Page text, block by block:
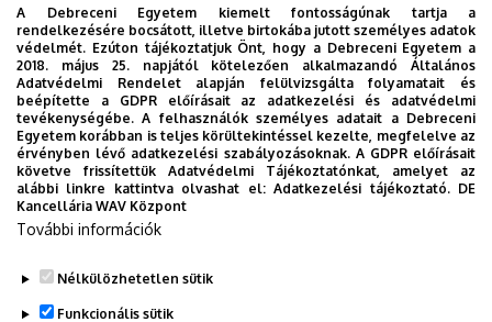
Engedd meg, hogy figyelmedbe ajánljuk a Debreceni
Egyetem új applikációját, melyet hallgatói számára
készített. Az alkalmazás bevezetésével célunk, hogy
segítsünk eligazodni az egyetemi mindennapokban, a
tanulmányaiddal kapcsolatban gyorsan elérhető
információkat biztosítsunk, útmutatót adjunk az egyetemi
évek során felmerülő helyzetekkel, kérdésekkel
kapcsolatban, továbbá „zsebközelbe” hozzuk az Egyetem
és Debrecen város kulturális és sport életét.
A Debreceni Egyetem kiemelt fontosságúnak tartja a
rendelkezésére bocsátott, illetve birtokába jutott személyes adatok
védelmét. Ezúton tájékoztatjuk Önt, hogy a Debreceni Egyetem a
2018. május 25. napjától kötelezően alkalmazandó Általános
Adatvédelmi Rendelet alapján felülvizsgálta folyamatait és
beépítette a GDPR előírásait az adatkezelési és adatvédelmi
tevékenységébe. A felhasználók személyes adatait a Debreceni
Egyetem korábban is teljes körültekintéssel kezelte, megfelelve az
érvényben lévő adatkezelési szabályozásoknak. A GDPR előírásait
követve frissítettük Adatvédelmi Tájékoztatónkat, amelyet az
alábbi linkre kattintva olvashat el:Adatkezelési tájékoztató. DE
Kancellária WAV Központ
További információk
Nélkülözhetetlen sütik
Funkcionális sütik